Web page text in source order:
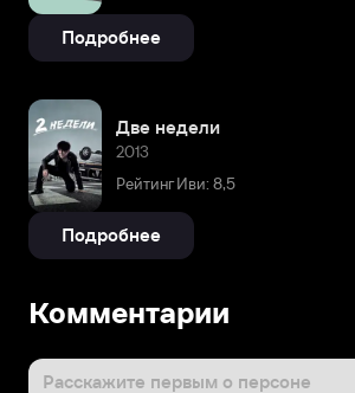
Подробнее
Две недели
2013
Рейтинг Иви: 8,5
Подробнее
Комментарии
Расскажите первым о персоне